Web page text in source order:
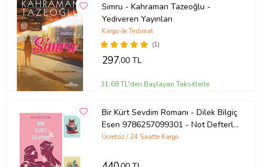
Çevirmen:
Ürün Kodu:kcm2746351
Simru - Kahraman Tazeoğlu -
Yediveren Yayınları
(1)
Kargo ile Teslimat
297,00 TL
31,68 TL'den Başlayan Taksitlerle
Bir Kürt Sevdim Romanı - Dilek Bilgiç
Esen 9786257099301 - Not Defterli
Seti (Renksiz)
Ücretsiz / 24 Saatte Kargo